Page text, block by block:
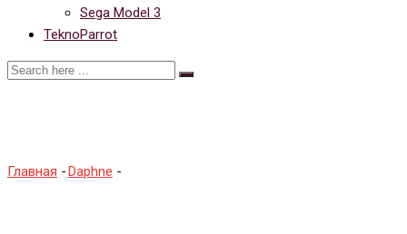
Sega Model 3
TeknoParrot
Главная -Daphne -